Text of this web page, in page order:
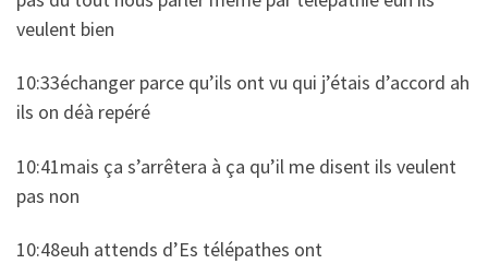
veulent bien
10:33échanger parce qu’ils ont vu qui j’étais d’accord ah
ils on déà repéré
10:41mais ça s’arrêtera à ça qu’il me disent ils veulent
pas non
10:48euh attends d’Es télépathes ont